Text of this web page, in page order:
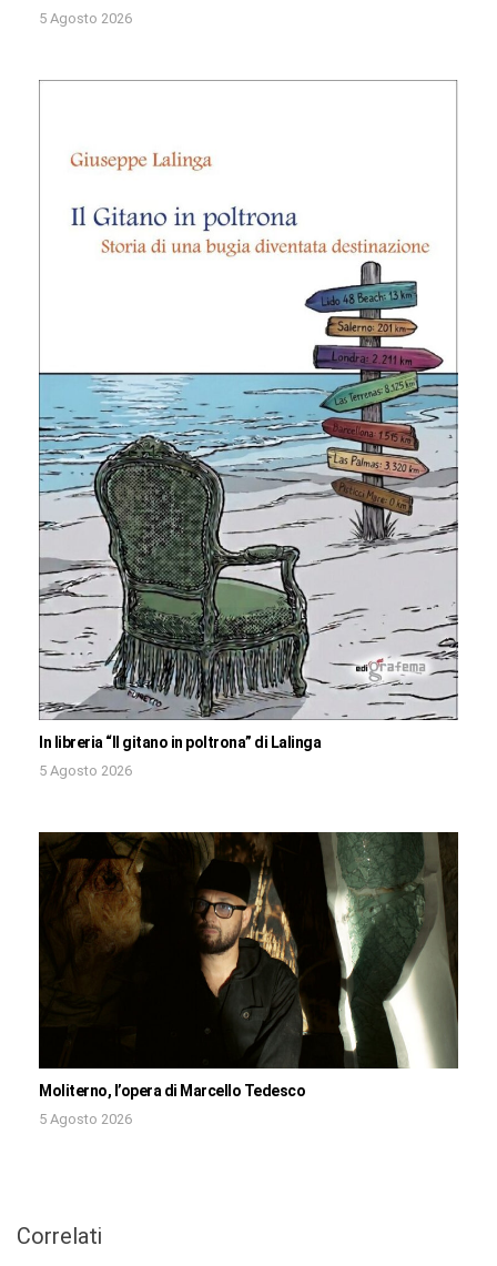
5 Agosto 2026
In libreria “Il gitano in poltrona” di Lalinga
5 Agosto 2026
Moliterno, l’opera di Marcello Tedesco
5 Agosto 2026
Correlati